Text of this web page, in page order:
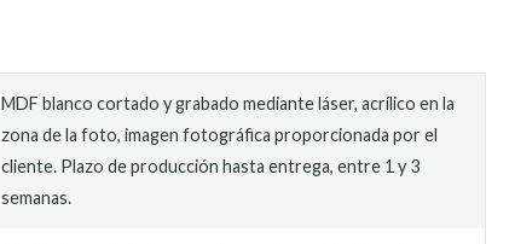
MDF blanco cortado y grabado mediante láser, acrílico en la
zona de la foto, imagen fotográfica proporcionada por el
cliente. Plazo de producción hasta entrega, entre 1 y 3
semanas.